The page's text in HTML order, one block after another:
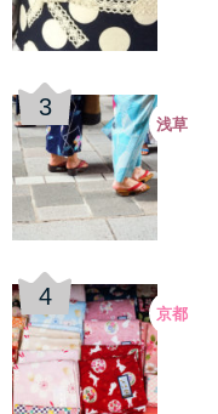
浅草
京都